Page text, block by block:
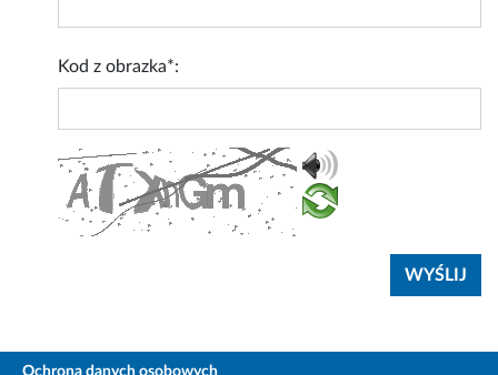
Kod z obrazka*:
Ochrona danych osobowych